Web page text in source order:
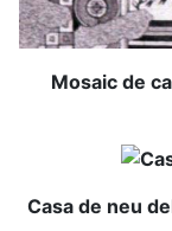
Mosaic de
Casa de neu